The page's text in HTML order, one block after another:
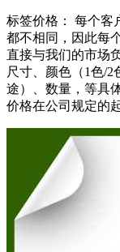
标签价格： 每个客
都不相同，因此每
直接与我们的市场
尺寸、颜色（1色/2
途）、数量，等具
价格在公司规定的